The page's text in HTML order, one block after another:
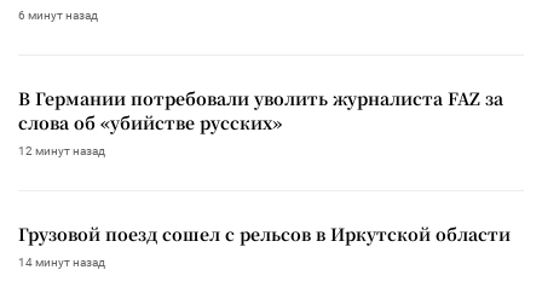
6 минут назад
В Германии потребовали уволить журналиста FAZ за
слова об «убийстве русских»
12 минут назад
Грузовой поезд сошел с рельсов в Иркутской области
14 минут назад